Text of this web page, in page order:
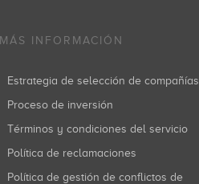
MÁS INFORMACIÓN
Estrategia de selección de compañías
Proceso de inversión
Términos y condiciones del servicio
Política de reclamaciones
Política de gestión de conflictos de